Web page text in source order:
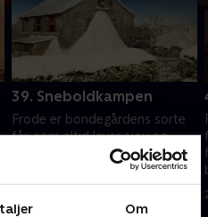
Om
39. Sneboldkampen
Frode er bondegårdens sorte
får, som altid laver sjov og
fåre-streger. Hver gang
bondemanden vender ryggen
til, finder Frode og hans frække
venner på noget.